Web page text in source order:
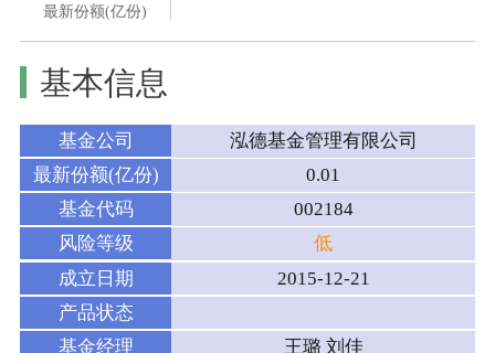
最新份额(亿份)
基本信息
基金公司
泓德基金管理有限公司
最新份额(亿份)
0.01
基金代码
002184
风险等级
低
成立日期
2015-12-21
产品状态
基金经理
王璐 刘佳